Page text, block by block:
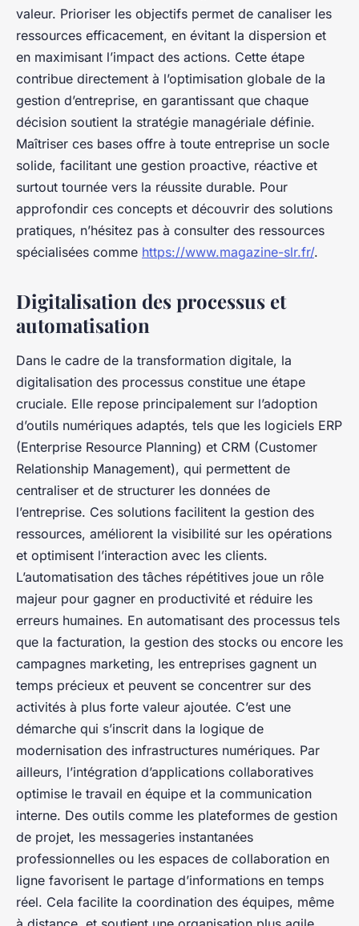
valeur. Prioriser les objectifs permet de canaliser les
ressources efficacement, en évitant la dispersion et
en maximisant l’impact des actions. Cette étape
contribue directement à l’optimisation globale de la
gestion d’entreprise, en garantissant que chaque
décision soutient la stratégie managériale définie.
Maîtriser ces bases offre à toute entreprise un socle
solide, facilitant une gestion proactive, réactive et
surtout tournée vers la réussite durable. Pour
approfondir ces concepts et découvrir des solutions
pratiques, n’hésitez pas à consulter des ressources
spécialisées comme https://www.magazine-slr.fr/.
Digitalisation des processus et
automatisation
Dans le cadre de la transformation digitale, la
digitalisation des processus constitue une étape
cruciale. Elle repose principalement sur l’adoption
d’outils numériques adaptés, tels que les logiciels ERP
(Enterprise Resource Planning) et CRM (Customer
Relationship Management), qui permettent de
centraliser et de structurer les données de
l’entreprise. Ces solutions facilitent la gestion des
ressources, améliorent la visibilité sur les opérations
et optimisent l’interaction avec les clients.
L’automatisation des tâches répétitives joue un rôle
majeur pour gagner en productivité et réduire les
erreurs humaines. En automatisant des processus tels
que la facturation, la gestion des stocks ou encore les
campagnes marketing, les entreprises gagnent un
temps précieux et peuvent se concentrer sur des
activités à plus forte valeur ajoutée. C’est une
démarche qui s’inscrit dans la logique de
modernisation des infrastructures numériques. Par
ailleurs, l’intégration d’applications collaboratives
optimise le travail en équipe et la communication
interne. Des outils comme les plateformes de gestion
de projet, les messageries instantanées
professionnelles ou les espaces de collaboration en
ligne favorisent le partage d’informations en temps
réel. Cela facilite la coordination des équipes, même